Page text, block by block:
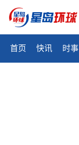
首页 快讯 时事